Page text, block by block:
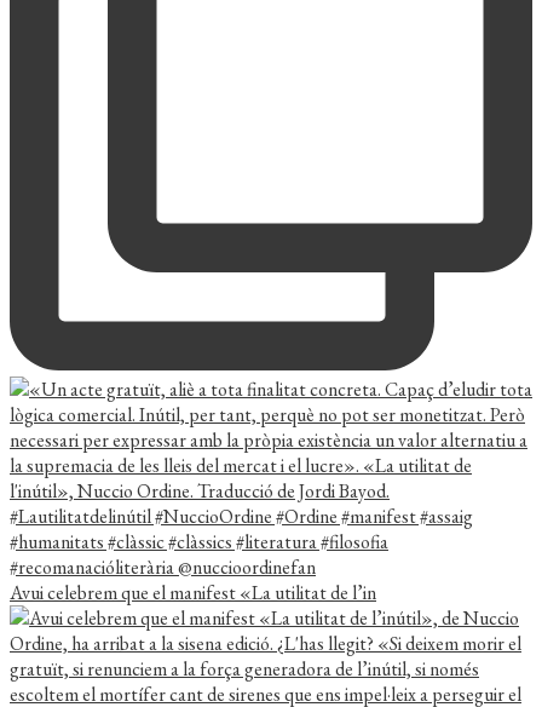
Avui celebrem que el manifest «La utilitat de l’in